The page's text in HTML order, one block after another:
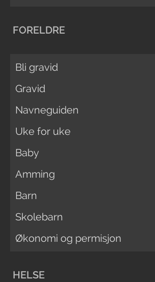
FORELDRE
Bli gravid
Gravid
Navneguiden
Uke for uke
Baby
Amming
Barn
Skolebarn
Økonomi og permisjon
HELSE